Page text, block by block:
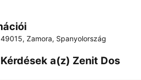
Zamora, Spanyolország
a(z) Zenit Dos